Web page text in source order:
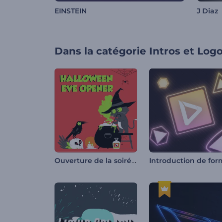
EINSTEIN J Diaz
Dans la catégorie Intros et
Ouverture de la soirée d'Halloween